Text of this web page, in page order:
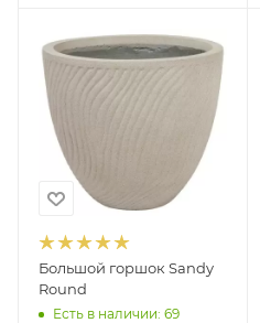
Большой горшок Sandy
Round
Есть в наличии: 69